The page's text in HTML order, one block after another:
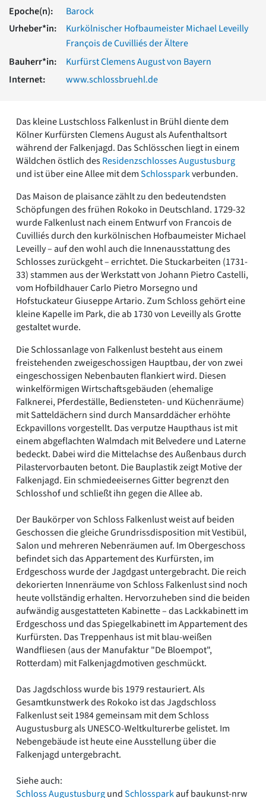
Romanik
Vorromanik
Römische Antike
Fachbeirat
Impressum
Datenschutz
Suchbegriff eingeben
Epoche(n):
Barock
Urheber*in:
Kurkölnischer Hofbaumeister Michael Leveilly
François de Cuvilliés der Ältere
Bauherr*in:
Kurfürst Clemens August von Bayern
Internet:
www.schlossbruehl.de
Das kleine Lustschloss Falkenlust in Brühl diente dem
Kölner Kurfürsten Clemens August als Aufenthaltsort
während der Falkenjagd. Das Schlösschen liegt in einem
Wäldchen östlich desResidenzschlosses Augustusburg
und ist über eine Allee mit demSchlossparkverbunden.
Das Maison de plaisance zählt zu den bedeutendsten
Schöpfungen des frühen Rokoko in Deutschland. 1729-32
wurde Falkenlust nach einem Entwurf von Francois de
Cuvilliés durch den kurkölnischen Hofbaumeister Michael
Leveilly – auf den wohl auch die Innenausstattung des
Schlosses zurückgeht – errichtet. Die Stuckarbeiten (1731-
33) stammen aus der Werkstatt von Johann Pietro Castelli,
vom Hofbildhauer Carlo Pietro Morsegno und
Hofstuckateur Giuseppe Artario. Zum Schloss gehört eine
kleine Kapelle im Park, die ab 1730 von Leveilly als Grotte
gestaltet wurde.
Die Schlossanlage von Falkenlust besteht aus einem
freistehenden zweigeschossigen Hauptbau, der von zwei
eingeschossigen Nebenbauten flankiert wird. Diesen
winkelförmigen Wirtschaftsgebäuden (ehemalige
Falknerei, Pferdeställe, Bediensteten- und Küchenräume)
mit Satteldächern sind durch Mansarddächer erhöhte
Eckpavillons vorgestellt. Das verputze Haupthaus ist mit
einem abgeflachten Walmdach mit Belvedere und Laterne
bedeckt. Dabei wird die Mittelachse des Außenbaus durch
Pilastervorbauten betont. Die Bauplastik zeigt Motive der
Falkenjagd. Ein schmiedeeisernes Gitter begrenzt den
Schlosshof und schließt ihn gegen die Allee ab.
Der Baukörper von Schloss Falkenlust weist auf beiden
Geschossen die gleiche Grundrissdisposition mit Vestibül,
Salon und mehreren Nebenräumen auf. Im Obergeschoss
befindet sich das Appartement des Kurfürsten, im
Erdgeschoss wurde der Jagdgast untergebracht. Die reich
dekorierten Innenräume von Schloss Falkenlust sind noch
heute vollständig erhalten. Hervorzuheben sind die beiden
aufwändig ausgestatteten Kabinette – das Lackkabinett im
Erdgeschoss und das Spiegelkabinett im Appartement des
Kurfürsten. Das Treppenhaus ist mit blau-weißen
Wandfliesen (aus der Manufaktur "De Bloempot",
Rotterdam) mit Falkenjagdmotiven geschmückt.
Das Jagdschloss wurde bis 1979 restauriert. Als
Gesamtkunstwerk des Rokoko ist das Jagdschloss
Falkenlust seit 1984 gemeinsam mit dem Schloss
Augustusburg als UNESCO-Weltkulturerbe gelistet. Im
Nebengebäude ist heute eine Ausstellung über die
Falkenjagd untergebracht.
Siehe auch:
Schloss AugustusburgundSchlossparkauf baukunst-nrw